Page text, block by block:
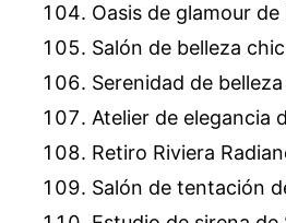
Oasis de glamour
Salón de belleza
Serenidad de
Atelier de elegancia
Retiro Riviera
Salón de tentación